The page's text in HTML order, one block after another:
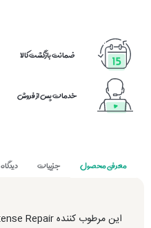
ضمانت بازگشت کالا
خدمات پس از فروش
معرفی محصول جزییات دیدگاه